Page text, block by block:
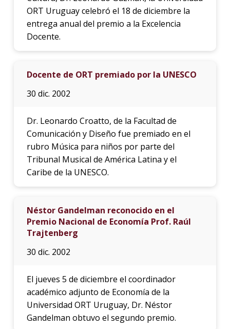
ORT Uruguay celebró el 18 de diciembre la
entrega anual del premio a la Excelencia
Docente.
Docente de ORT premiado por la UNESCO
30 dic. 2002
Dr. Leonardo Croatto, de la Facultad de
Comunicación y Diseño fue premiado en el
rubro Música para niños por parte del
Tribunal Musical de América Latina y el
Caribe de la UNESCO.
Néstor Gandelman reconocido en el
Premio Nacional de Economía Prof. Raúl
Trajtenberg
30 dic. 2002
El jueves 5 de diciembre el coordinador
académico adjunto de Economía de la
Universidad ORT Uruguay, Dr. Néstor
Gandelman obtuvo el segundo premio.